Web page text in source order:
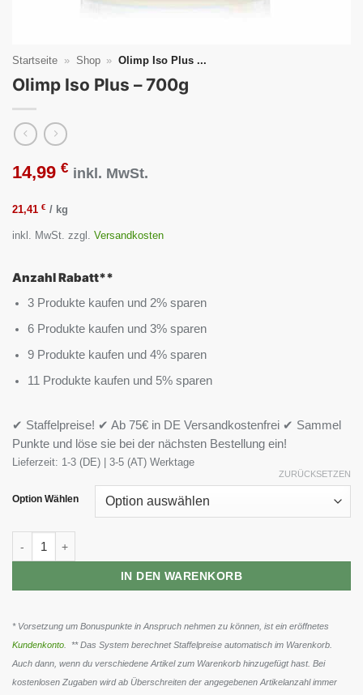
Startseite » Shop » Olimp Iso Plus ...
Olimp Iso Plus – 700g
14,99 € inkl. MwSt.
21,41 € / kg
inkl. MwSt. zzgl. Versandkosten
Anzahl Rabatt**
3 Produkte kaufen und 2% sparen
6 Produkte kaufen und 3% sparen
9 Produkte kaufen und 4% sparen
11 Produkte kaufen und 5% sparen
✔ Staffelpreise! ✔ Ab 75€ in DE Versandkostenfrei ✔ Sammel
Punkte und löse sie bei der nächsten Bestellung ein!
Lieferzeit: 1-3 (DE) | 3-5 (AT) Werktage
Option Wählen
ZURÜCKSETZEN
IN DEN WARENKORB
* Vorsetzung um Bonuspunkte in Anspruch nehmen zu können, ist ein eröffnetes
Kundenkonto . ** Das System berechnet Staffelpreise automatisch im Warenkorb.
Auch dann, wenn du verschiedene Artikel zum Warenkorb hinzugefügt hast. Bei
kostenlosen Zugaben wird ab Überschreiten der angegebenen Artikelanzahl immer